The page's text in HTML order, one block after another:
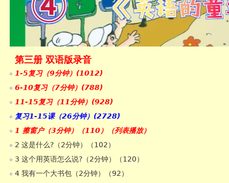
第三册 双语版录音
1-5复习（9分钟）(1012)
6-10复习（7分钟）(788)
11-15复习（11分钟）(928)
复习1-15课（26分钟）(2728)
1 擦窗户（3分钟）（110）（列表播放）
2 这是什么?（2分钟）（102）
3 这个用英语怎么说?（2分钟）（120）
4 我有一个大书包（2分钟）（92）